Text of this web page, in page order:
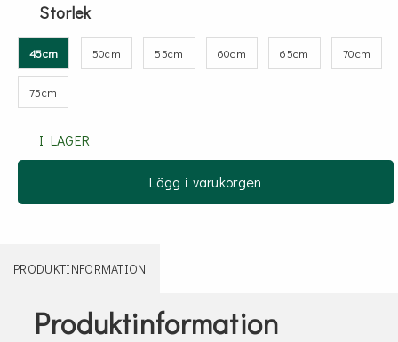
Storlek
45cm 50cm 55cm 60cm 65cm 70cm
75cm
I LAGER
Lägg i varukorgen
PRODUKTINFORMATION
Produktinformation